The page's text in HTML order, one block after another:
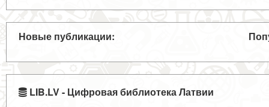
Новые публикации:
LIB.LV - Цифровая библиотека Латвии